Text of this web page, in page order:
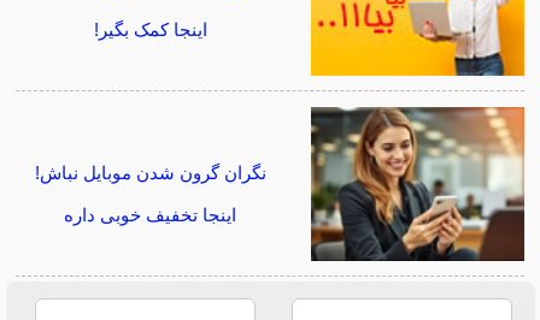
اینجا کمک بگیر!
نگران گرون شدن موبایل نباش!
اینجا تخفیف خوبی داره